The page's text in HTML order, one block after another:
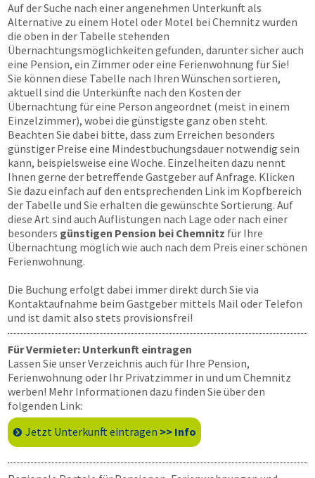
Auf der Suche nach einer angenehmen Unterkunft als
Alternative zu einem Hotel oder Motel bei Chemnitz wurden
die oben in der Tabelle stehenden
Übernachtungsmöglichkeiten gefunden, darunter sicher auch
eine Pension, ein Zimmer oder eine Ferienwohnung für Sie!
Sie können diese Tabelle nach Ihren Wünschen sortieren,
aktuell sind die Unterkünfte nach den Kosten der
Übernachtung für eine Person angeordnet (meist in einem
Einzelzimmer), wobei die günstigste ganz oben steht.
Beachten Sie dabei bitte, dass zum Erreichen besonders
günstiger Preise eine Mindestbuchungsdauer notwendig sein
kann, beispielsweise eine Woche. Einzelheiten dazu nennt
Ihnen gerne der betreffende Gastgeber auf Anfrage. Klicken
Sie dazu einfach auf den entsprechenden Link im Kopfbereich
der Tabelle und Sie erhalten die gewünschte Sortierung. Auf
diese Art sind auch Auflistungen nach Lage oder nach einer
besonders günstigen Pension bei Chemnitz für Ihre
Übernachtung möglich wie auch nach dem Preis einer schönen
Ferienwohnung.
Die Buchung erfolgt dabei immer direkt durch Sie via
Kontaktaufnahme beim Gastgeber mittels Mail oder Telefon
und ist damit also stets provisionsfrei!
Für Vermieter: Unterkunft eintragen
Lassen Sie unser Verzeichnis auch für Ihre Pension,
Ferienwohnung oder Ihr Privatzimmer in und um Chemnitz
werben! Mehr Informationen dazu finden Sie über den
folgenden Link:
Jetzt Unterkunft eintragen >> Info